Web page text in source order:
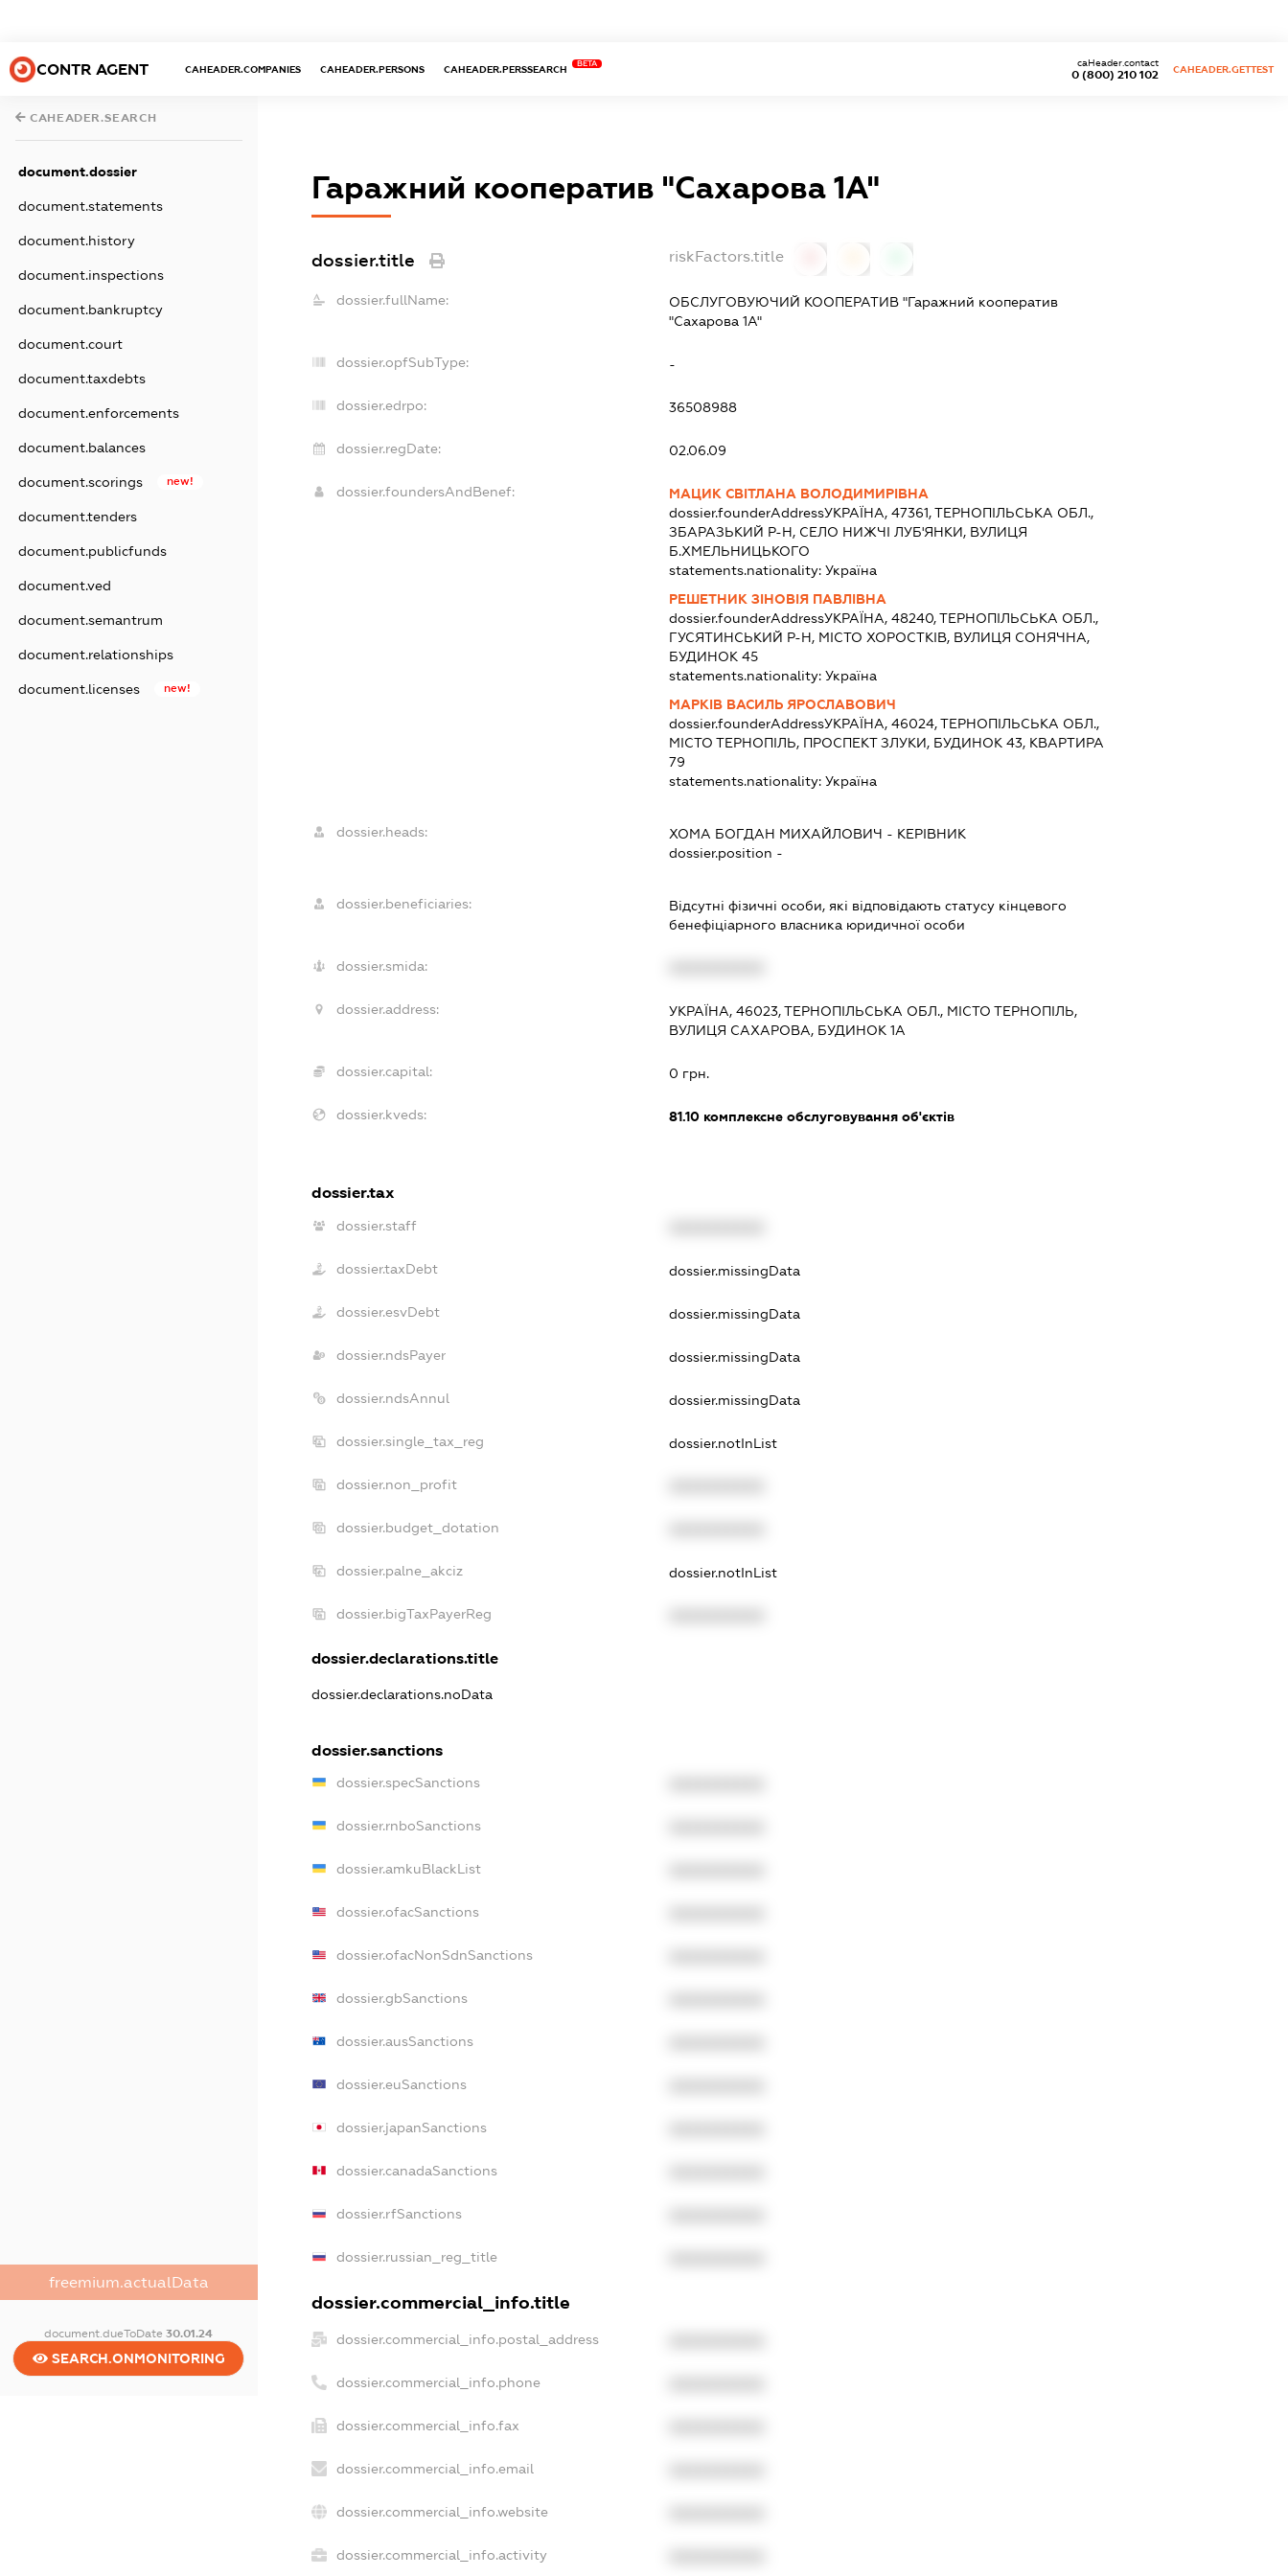
CONTR AGENT CAHEADER.COMPANIES CAHEADER.PERSONS CAHEADER.PERSSEARCH
BETA
0 (800) 210 102
caHeader.contact
CAHEADER.GETTEST
CAHEADER.SEARCH
document.dossier
document.statements
document.history
document.inspections
document.bankruptcy
document.court
document.taxdebts
document.enforcements
document.balances
document.scorings new!
document.tenders
document.publicfunds
document.ved
document.semantrum
document.relationships
document.licenses new!
freemium.actualData
document.dueToDate30.01.24
SEARCH.ONMONITORING
Гаражний кооператив "Сахарова 1А"
dossier.title riskFactors.title
dossier.fullName:
ОБСЛУГОВУЮЧИЙ КООПЕРАТИВ "Гаражний кооператив
"Сахарова 1А"
dossier.opfSubType: -
dossier.edrpo: 36508988
dossier.regDate: 02.06.09
dossier.foundersAndBenef:
МАЦИК СВІТЛАНА ВОЛОДИМИРІВНА
dossier.founderAddressУКРАЇНА, 47361, ТЕРНОПІЛЬСЬКА ОБЛ.,
ЗБАРАЗЬКИЙ Р-Н, СЕЛО НИЖЧІ ЛУБ'ЯНКИ, ВУЛИЦЯ
Б.ХМЕЛЬНИЦЬКОГО
statements.nationality: Україна
РЕШЕТНИК ЗІНОВІЯ ПАВЛІВНА
dossier.founderAddressУКРАЇНА, 48240, ТЕРНОПІЛЬСЬКА ОБЛ.,
ГУСЯТИНСЬКИЙ Р-Н, МІСТО ХОРОСТКІВ, ВУЛИЦЯ СОНЯЧНА,
БУДИНОК 45
statements.nationality: Україна
МАРКІВ ВАСИЛЬ ЯРОСЛАВОВИЧ
dossier.founderAddressУКРАЇНА, 46024, ТЕРНОПІЛЬСЬКА ОБЛ.,
МІСТО ТЕРНОПІЛЬ, ПРОСПЕКТ ЗЛУКИ, БУДИНОК 43, КВАРТИРА
79
statements.nationality: Україна
dossier.heads: ХОМА БОГДАН МИХАЙЛОВИЧ - КЕРІВНИК
dossier.position -
dossier.beneficiaries:
Відсутні фізичні особи, які відповідають статусу кінцевого
бенефіціарного власника юридичної особи
dossier.smida:
dossier.address:
УКРАЇНА, 46023, ТЕРНОПІЛЬСЬКА ОБЛ., МІСТО ТЕРНОПІЛЬ,
ВУЛИЦЯ САХАРОВА, БУДИНОК 1А
dossier.capital: 0 грн.
dossier.kveds: 81.10комплексне обслуговування об'єктів
dossier.tax
dossier.staff
dossier.taxDebt dossier.missingData
dossier.esvDebt dossier.missingData
dossier.ndsPayer dossier.missingData
dossier.ndsAnnul dossier.missingData
dossier.single_tax_reg dossier.notInList
dossier.non_profit
dossier.budget_dotation
dossier.palne_akciz dossier.notInList
dossier.bigTaxPayerReg
dossier.declarations.title
dossier.declarations.noData
dossier.sanctions
dossier.specSanctions
dossier.rnboSanctions
dossier.amkuBlackList
dossier.ofacSanctions
dossier.ofacNonSdnSanctions
dossier.gbSanctions
dossier.ausSanctions
dossier.euSanctions
dossier.japanSanctions
dossier.canadaSanctions
dossier.rfSanctions
dossier.russian_reg_title
dossier.commercial_info.title
dossier.commercial_info.postal_address
dossier.commercial_info.phone
dossier.commercial_info.fax
dossier.commercial_info.email
dossier.commercial_info.website
dossier.commercial_info.activity